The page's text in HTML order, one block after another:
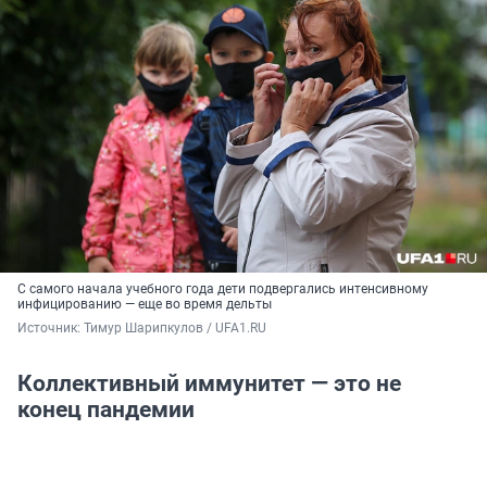
С самого начала учебного года дети подвергались интенсивному
инфицированию — еще во время дельты
Источник: Тимур Шарипкулов / UFA1.RU
Коллективный иммунитет — это не
конец пандемии